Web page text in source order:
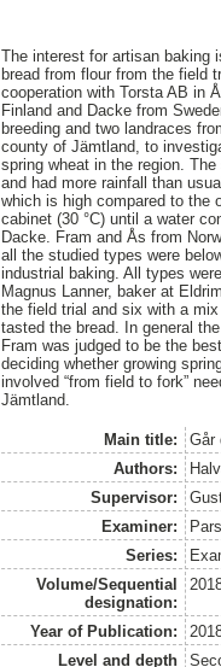
The interest for artisan baking
bread from flour from the field
cooperation with Torsta AB in
Finland and Dacke from
breeding and two landraces
county of Jämtland, to
spring wheat in the region.
and had more rainfall than
which is high compared to the
cabinet (30 °C) until a water
Dacke. Fram and Ås from
all the studied types were
industrial baking. All types
Magnus Lanner, baker at
the field trial and six with a
tasted the bread. In general
Fram was judged to be the
deciding whether growing
involved “from field to fork”
Jämtland.
Main title:
Går
Authors:
Supervisor:
Examiner:
Series:
Volume/Sequential
designation:
Year of Publication:
Level and depth